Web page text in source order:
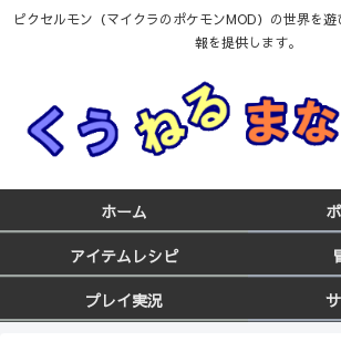
ピクセルモン（マイクラのポケモンMOD）の世界を
報を提供します。
ホーム
アイテムレシピ
プレイ実況